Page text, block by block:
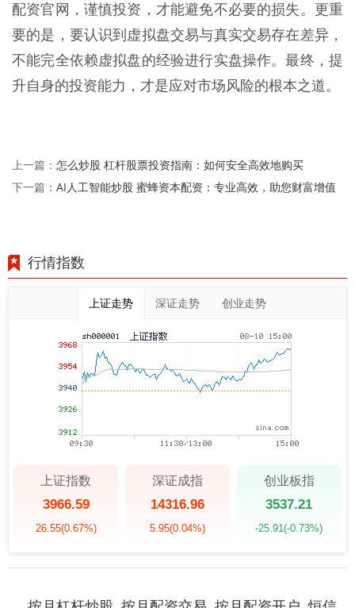
配资官网，谨慎投资，才能避免不必要的损失。更重
要的是，要认识到虚拟盘交易与真实交易存在差异，
不能完全依赖虚拟盘的经验进行实盘操作。最终，提
升自身的投资能力，才是应对市场风险的根本之道。
上一篇： 怎么炒股 杠杆股票投资指南：如何安全高效地购买
下一篇： AI人工智能炒股 蜜蜂资本配资：专业高效，助您财富增值
行情指数
上证走势 深证走势 创业走势
上证指数
3966.59
26.55(0.67%)
深证成指
14316.96
5.95(0.04%)
创业板指
3537.21
-25.91(-0.73%)